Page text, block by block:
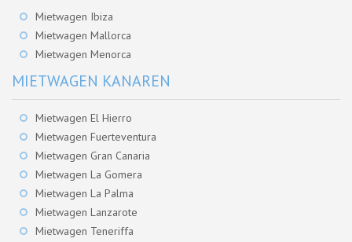
Mietwagen Ibiza
Mietwagen Mallorca
Mietwagen Menorca
MIETWAGEN KANAREN
Mietwagen El Hierro
Mietwagen Fuerteventura
Mietwagen Gran Canaria
Mietwagen La Gomera
Mietwagen La Palma
Mietwagen Lanzarote
Mietwagen Teneriffa